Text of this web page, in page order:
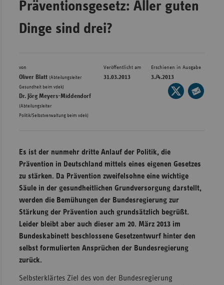
Hessen
Präventionsgesetz: Aller guten
Dinge sind drei?
von
Oliver Blatt (Abteilungsleiter
Gesundheit beim vdek),
Dr. Jörg Meyers-Middendorf
(Abteilungsleiter
Politik/Selbstverwaltung beim vdek)
Veröffentlicht am
31.03.2013
Erschienen in Ausgabe
3./4.2013
Seite
auf
Es ist der nunmehr dritte Anlauf der Politik, die
Prävention in Deutschland mittels eines eigenen Gesetzes
zu stärken. Da Prävention zweifelsohne eine wichtige
Säule in der gesundheitlichen Grundversorgung darstellt,
werden die Bemühungen der Bundesregierung zur
Stärkung der Prävention auch grundsätzlich begrüßt.
Leider bleibt aber auch dieser am 20. März 2013 im
Bundeskabinett beschlossene Gesetzentwurf hinter den
selbst formulierten Ansprüchen der Bundesregierung
zurück.
Selbsterklärtes Ziel des von der Bundesregierung